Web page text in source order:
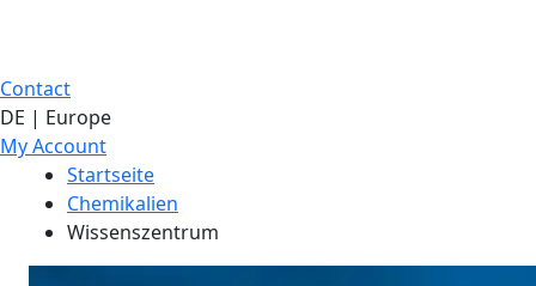
Contact
DE | Europe
My Account
Startseite
Chemikalien
Wissenszentrum